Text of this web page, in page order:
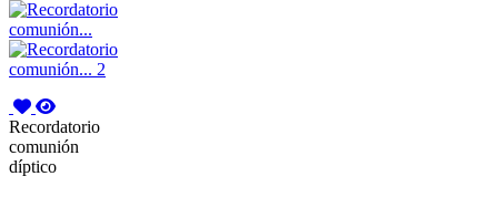
Recordatorio
comunión
díptico